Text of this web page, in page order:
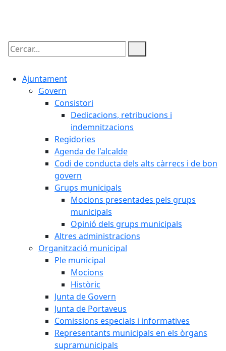
Cercar:
Ajuntament
Govern
Consistori
Dedicacions, retribucions i
indemnitzacions
Regidories
Agenda de l'alcalde
Codi de conducta dels alts càrrecs i de bon
govern
Grups municipals
Mocions presentades pels grups
municipals
Opinió dels grups municipals
Altres administracions
Organització municipal
Ple municipal
Mocions
Històric
Junta de Govern
Junta de Portaveus
Comissions especials i informatives
Representants municipals en els òrgans
supramunicipals